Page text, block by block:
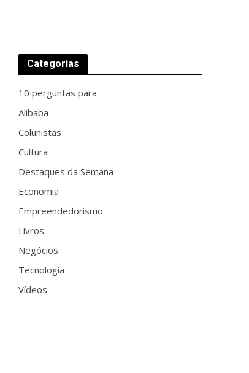
Categorias
10 perguntas para
Alibaba
Colunistas
Cultura
Destaques da Semana
Economia
Empreendedorismo
Livros
Negócios
Tecnologia
Vídeos